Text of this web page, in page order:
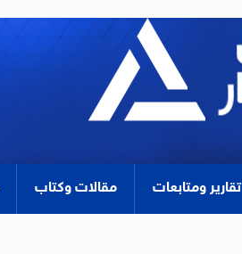
تقارير ومتابعات مقالات وكتاب